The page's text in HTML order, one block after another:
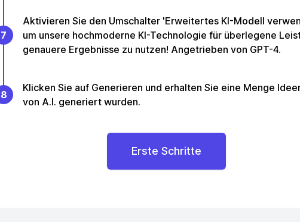
7
Aktivieren Sie den Umschalter 'Erweitertes KI-Modell
um unsere hochmoderne KI-Technologie für überlegene
genauere Ergebnisse zu nutzen! Angetrieben von GPT-4.
8
Klicken Sie auf Generieren und erhalten Sie eine Menge
von A.I. generiert wurden.
Erste Schritte